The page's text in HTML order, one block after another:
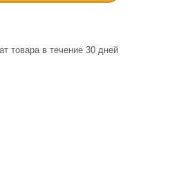
товара в течение 30 дней